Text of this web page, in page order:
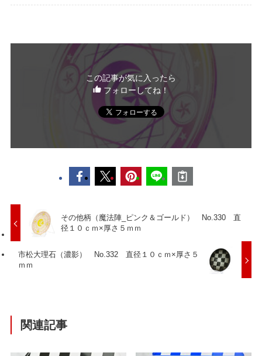
この記事が気に入ったら
フォローしてね！
その他柄（魔法陣_ピンク＆ゴールド） No.330 直
径１０ｃｍ×厚さ５ｍｍ
市松大理石（濃影） No.332 直径１０ｃｍ×厚さ５
ｍｍ
関連記事